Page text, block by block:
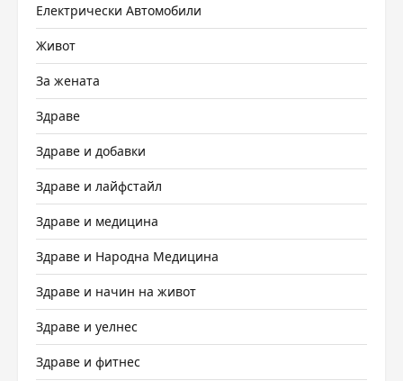
Електрически Автомобили
Живот
За жената
Здраве
Здраве и добавки
Здраве и лайфстайл
Здраве и медицина
Здраве и Народна Медицина
Здраве и начин на живот
Здраве и уелнес
Здраве и фитнес